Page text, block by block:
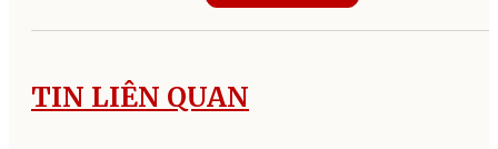
TIN LIÊN QUAN